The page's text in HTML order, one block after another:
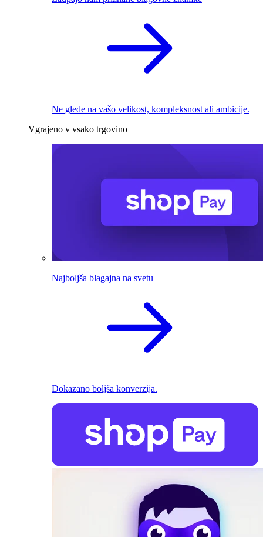
Ne glede na vašo velikost, kompleksnost ali ambicije.
Vgrajeno v vsako trgovino
Najboljša blagajna na svetu
Dokazano boljša konverzija.